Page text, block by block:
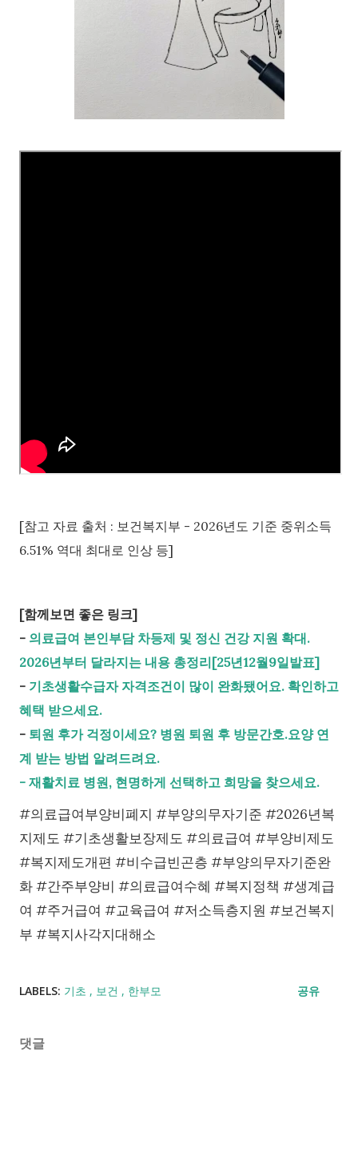
[참고 자료 출처 : 보건복지부 - 2026년도 기준 중위소득
6.51% 역대 최대로 인상 등]
[함께보면 좋은 링크]
- 의료급여 본인부담 차등제 및 정신 건강 지원 확대.
2026년부터 달라지는 내용 총정리[25년12월9일발표]
- 기초생활수급자 자격조건이 많이 완화됐어요. 확인하고
혜택 받으세요.
- 퇴원 후가 걱정이세요? 병원 퇴원 후 방문간호.요양 연
계 받는 방법 알려드려요.
- 재활치료 병원, 현명하게 선택하고 희망을 찾으세요.
#의료급여부양비폐지 #부양의무자기준 #2026년복
지제도 #기초생활보장제도 #의료급여 #부양비제도
#복지제도개편 #비수급빈곤층 #부양의무자기준완
화 #간주부양비 #의료급여수혜 #복지정책 #생계급
여 #주거급여 #교육급여 #저소득층지원 #보건복지
부 #복지사각지대해소
LABELS: 기초 보건 한부모 공유
댓글